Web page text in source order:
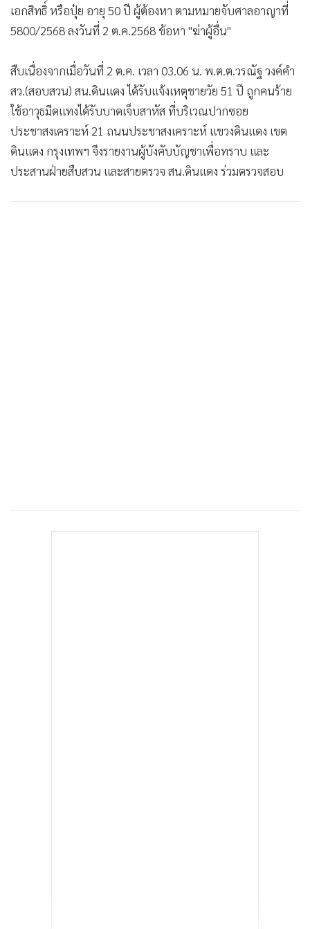
• เกม
• วิทยาศาสตร์
• หุ้น
• อินโดจีน
• กองทุนรวม
• Celeb Online
Factcheck
• News1
เอกสิทธิ์ หรือปุ๋ย อายุ 50 ปี ผู้ต้องหา ตามหมายจับศาลอาญาที่
5800/2568 ลงวันที่ 2 ต.ค.2568 ข้อหา "ฆ่าผู้อื่น"
สืบเนื่องจากเมื่อวันที่ 2 ต.ค. เวลา 03.06 น. พ.ต.ต.วรณัฐ วงค์คำ
สว.(สอบสวน) สน.ดินแดง ได้รับแจ้งเหตุชายวัย 51 ปี ถูกคนร้าย
ใช้อาวุธมีดแทงได้รับบาดเจ็บสาหัส ที่บริเวณปากซอย
ประชาสงเคราะห์ 21 ถนนประชาสงเคราะห์ แขวงดินแดง เขต
ดินแดง กรุงเทพฯ จึงรายงานผู้บังคับบัญชาเพื่อทราบ และ
ประสานฝ่ายสืบสวน และสายตรวจ สน.ดินแดง ร่วมตรวจสอบ